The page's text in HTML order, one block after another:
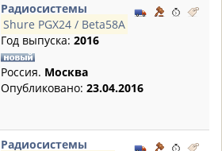
Радиосистемы
Shure PGX24 / Beta58A
Год выпуска: 2016
Россия. Москва
Опубликовано: 23.04.2016
Радиосистемы